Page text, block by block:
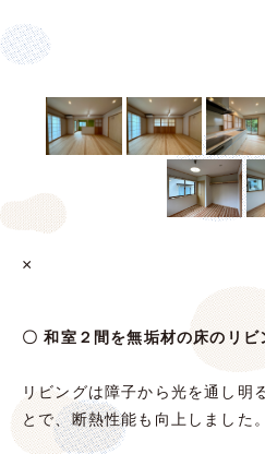
×
〇 和室２間を無垢材の床の リビ
リビングは障子から光を通し明
とで、断熱性能も向上しました。